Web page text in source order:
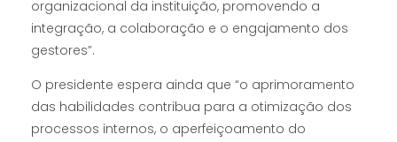
organizacional da instituição, promovendo a
integração, a colaboração e o engajamento dos
gestores”.
O presidente espera ainda que “o aprimoramento
das habilidades contribua para a otimização dos
processos internos, o aperfeiçoamento do